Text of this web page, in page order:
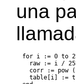
una
for i := 0 to
raw := i /
corr := pow
table[i] :=